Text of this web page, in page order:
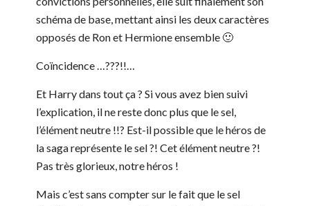
schéma de base, mettant ainsi les deux caractères
opposés de Ron et Hermione ensemble 🙂
Coïncidence …???!!…
Et Harry dans tout ça ? Si vous avez bien suivi
l’explication, il ne reste donc plus que le sel,
l’élément neutre !!? Est-il possible que le héros de
la saga représente le sel ?! Cet élément neutre ?!
Pas très glorieux, notre héros !
Mais c’est sans compter sur le fait que le sel